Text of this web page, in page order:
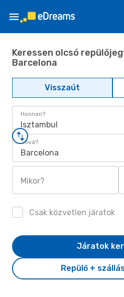
Keressen olcsó
Barcelona
Visszaút
Honnan?
Isztambul
Hová?
Barcelona
Mikor?
Csak közvetlen járatok
Repülő +
Járatok